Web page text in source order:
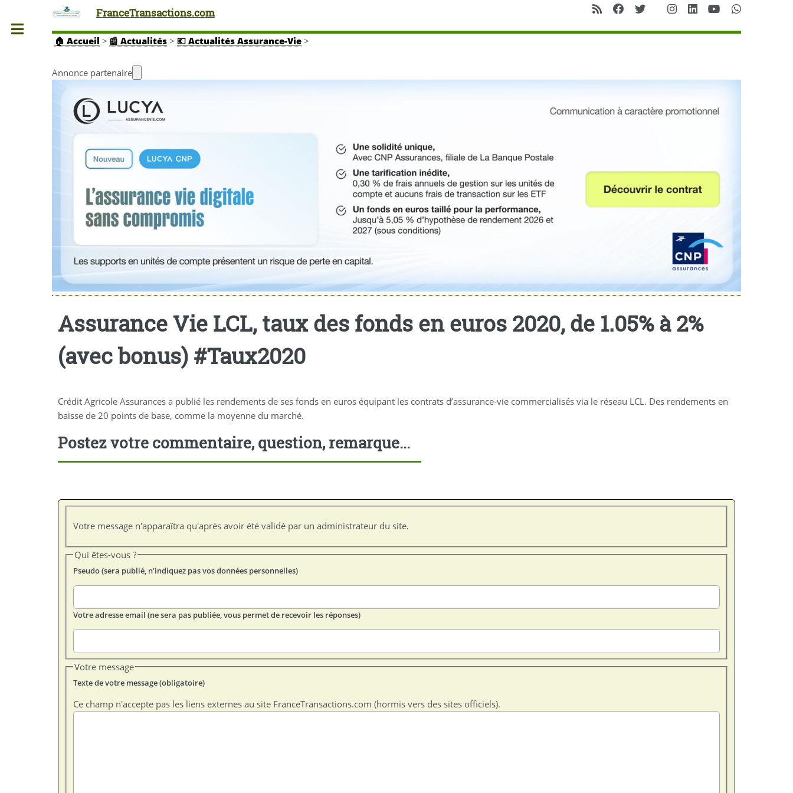
FranceTransactions.com
🏠 Accueil > 📰 Actualités > 💶 Actualités Assurance-Vie>
Annonce partenaire
Assurance Vie LCL, taux des fonds en euros 2020, de 1.05% à 2%
(avec bonus) #Taux2020
Crédit Agricole Assurances a publié les rendements de ses fonds en euros équipant les contrats d’assurance-vie commercialisés via le réseau LCL. Des rendements en
baisse de 20 points de base, comme la moyenne du marché.
Postez votre commentaire, question, remarque...
Votre message n'apparaîtra qu'après avoir été validé par un administrateur du site.
Qui êtes-vous ?
Pseudo (sera publié, n'indiquez pas vos données personnelles)
Votre adresse email (ne sera pas publiée, vous permet de recevoir les réponses)
Votre message
Texte de votre message (obligatoire)
Ce champ n'accepte pas les liens externes au site FranceTransactions.com (hormis vers des sites officiels).
Toggle